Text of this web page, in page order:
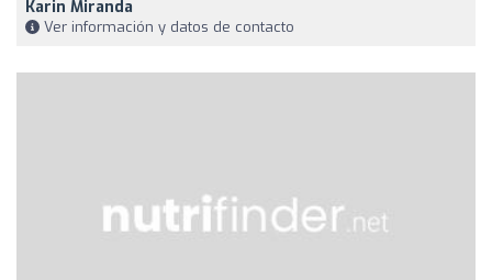
Karin Miranda
Ver información y datos de contacto